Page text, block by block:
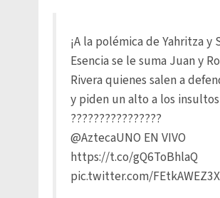
¡A la polémica de Yahritza y
Esencia se le suma Juan y
Rivera quienes salen a
y piden un alto a los
????????????????
@AztecaUNO EN VIVO
https://t.co/gQ6ToBhlaQ
pic.twitter.com/FEtkAWEZ3X